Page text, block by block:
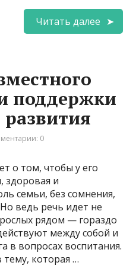
Читать далее
поддержки
0
о том, чтобы у его
здоровая и
семьи, без сомнения,
ведь речь идет не
рядом — гораздо
между собой и
в вопросах воспитания.
тему, которая …